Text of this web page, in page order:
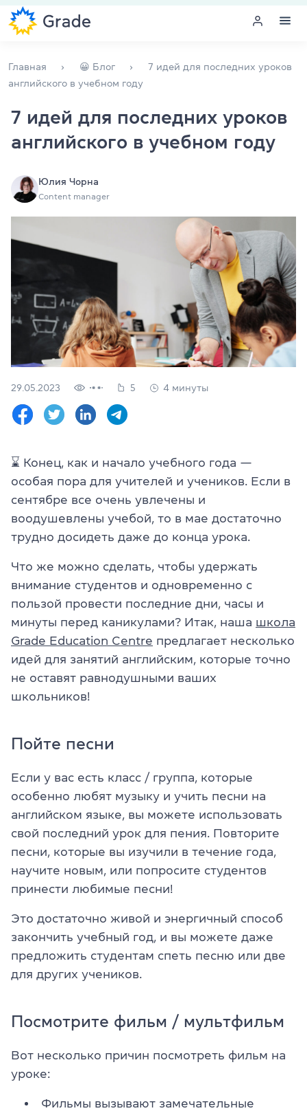
Обучение для преподавателей
Подготовка к экзаменам
Экзаменационный центр
Больше о нас
Проверитьсвойуровень
Оставить заявку
Язык сайта
(044) 580 11 00
(050) 580 11 00
(063) 580 11 00
(098) 580 11 00
г. Киев, метро Золотые Ворота, ул. Ярославов Вал, 13/2-б,
Посмотреть на Google Maps
Главная 😀 Блог
7 идей для последних уроков
английского в учебном году
7 идей для последних уроков
английского в учебном году
Юлия Чорна
Content manager
29.05.2023 5 4 минуты
⌛ Конец, как и начало учебного года —
особая пора для учителей и учеников. Если в
сентябре все очень увлечены и
воодушевлены учебой, то в мае достаточно
трудно досидеть даже до конца урока.
Что же можно сделать, чтобы удержать
внимание студентов и одновременно с
пользой провести последние дни, часы и
минуты перед каникулами? Итак, наша школа
Grade Education Centre предлагает несколько
идей для занятий английским, которые точно
не оставят равнодушными ваших
школьников!
Пойте песни
Если у вас есть класс / группа, которые
особенно любят музыку и учить песни на
английском языке, вы можете использовать
свой последний урок для пения. Повторите
песни, которые вы изучили в течение года,
научите новым, или попросите студентов
принести любимые песни!
Это достаточно живой и энергичный способ
закончить учебный год, и вы можете даже
предложить студентам спеть песню или две
для других учеников.
Посмотрите фильм / мультфильм
Вот несколько причин посмотреть фильм на
уроке:
Фильмы вызывают замечательные